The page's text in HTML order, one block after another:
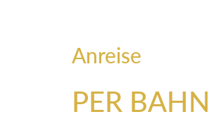
Anreise
PER BAHN